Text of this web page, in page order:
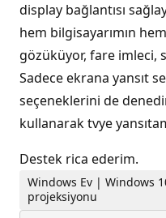
display bağlantısı
hem bilgisayarımın
gözüküyor, fare imleci,
Sadece ekrana yansıt
seçeneklerini de
kullanarak tvye
Destek rica ederim.
Windows Ev | Windows
projeksiyonu